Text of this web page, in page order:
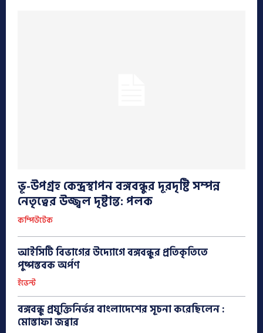
ভূ-উপগ্রহ কেন্দ্রস্থাপন বঙ্গবন্ধুর দূরদৃষ্টি সম্পন্ন
নেতৃত্বের উজ্জ্বল দৃষ্টান্ত: পলক
কম্পিউটেক
আইসিটি বিভাগের উদ্যোগে বঙ্গবন্ধুর প্রতিকৃতিতে
পুষ্পস্তবক অর্পণ
ইভেন্ট
বঙ্গবন্ধু প্রযুক্তিনির্ভর বাংলাদেশের সূচনা করেছিলেন :
মোস্তাফা জব্বার